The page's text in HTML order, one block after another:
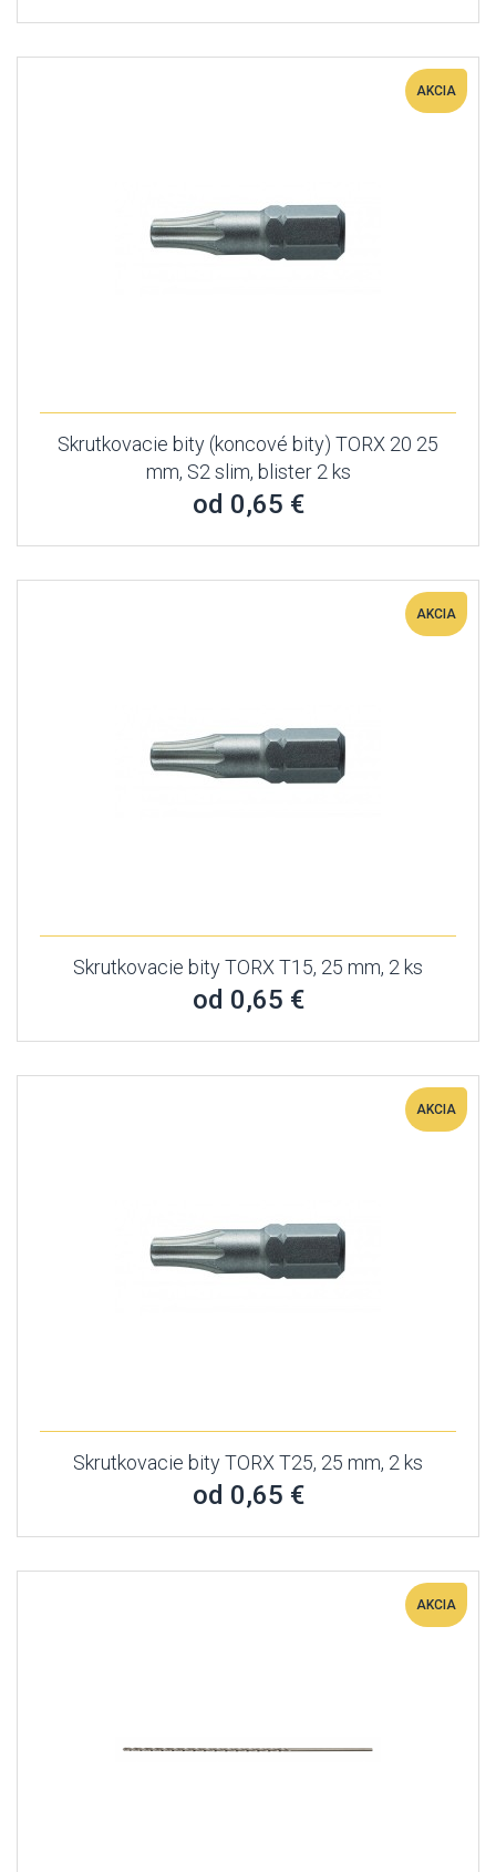
AKCIA
Skrutkovacie bity (koncové bity) TORX 20 25
mm, S2 slim, blister 2 ks
od 0,65 €
AKCIA
Skrutkovacie bity TORX T15, 25 mm, 2 ks
od 0,65 €
AKCIA
Skrutkovacie bity TORX T25, 25 mm, 2 ks
od 0,65 €
AKCIA